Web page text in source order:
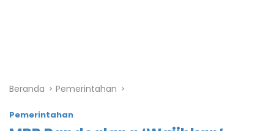
Beranda Pemerintahan
Pemerintahan